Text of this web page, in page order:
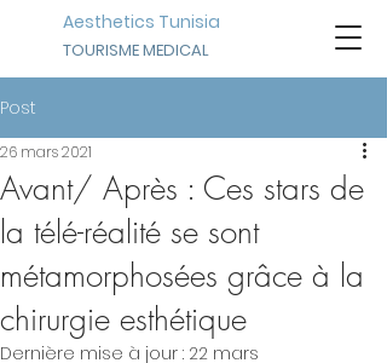
Aesthetics Tunisia
TOURISME MEDICAL
Post
Avant/ Après : Ces stars de
la télé-réalité se sont
métamorphosées grâce à la
chirurgie esthétique
26 mars 2021
Dernière mise à jour : 22 mars